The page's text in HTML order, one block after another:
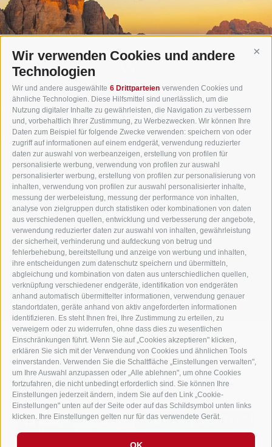
Wir verwenden Cookies und andere
Technologien
Wir und andere ausgewählte 6 Drittparteien verwenden Cookies und
ähnliche Technologien. Diese Hilfsmittel sind unerlässlich, um die
Nutzung digitaler Inhalte zu gewährleisten, die Navigation zu verbessern
und, vorbehaltlich Ihrer Zustimmung, zu Werbezwecken. Wir können Ihre
Daten zum Beispiel für folgende Zwecke verwenden: speichern von oder
zugriff auf informationen auf einem endgerät, verwendung reduzierter
daten zur auswahl von werbeanzeigen, erstellung von profilen für
personalisierte werbung, verwendung von profilen zur auswahl
personalisierter werbung, erstellung von profilen zur personalisierung von
inhalten, verwendung von profilen zur auswahl personalisierter inhalte,
messung der werbeleistung, messung der performance von inhalten,
analyse von zielgruppen durch statistiken oder kombinationen von daten
aus verschiedenen quellen, entwicklung und verbesserung der angebote,
verwendung reduzierter daten zur auswahl von inhalten, gewährleistung
der sicherheit, verhinderung und aufdeckung von betrug und
fehlerbehebung, bereitstellung und anzeige von werbung und inhalten,
ihre entscheidungen zum datenschutz speichern und übermitteln,
abgleichung und kombination von daten aus unterschiedlichen quellen,
verknüpfung verschiedener endgeräte, identifikation von endgeräten
anhand automatisch übermittelter informationen, verwendung genauer
standortdaten, geräte anhand von aktiv angeforderten informationen
identifizieren. Es steht Ihnen frei, Ihre Zustimmung zu erteilen, zu
verweigern oder zu widerrufen, ohne dass dies zu wesentlichen
Einschränkungen führt. Wenn Sie auf „Cookies akzeptieren" klicken,
erklären Sie sich mit der Verwendung von Cookies und ähnlichen Tools
einverstanden. Verwenden Sie die Schaltfläche „Einstellungen verwalten",
um Ihre Auswahl anzupassen oder „Alle ablehnen", um ohne Cookies
fortzufahren, die nicht unbedingt erforderlich sind. Sie können Ihre
Einstellungen jederzeit ändern, indem Sie auf den Link „Cookie-
Einstellungen" unten auf der Seite oder auf das Schildsymbol unten links
klicken. Ihre Einstellungen gelten nur für das verwendete Gerät.
Gasthof Huber in Prags
Innerprags 6 - 39030 Prags - Hochpustertal - Pustertal -
Dolomiten - Südtirol
Tel.+39 0474 748 670- Fax+39 0474 749 291
info@gasthof-huber.it
IMPRESSUM SITEMAP COOKIE-RICHTLINIE PRIVACY Cookie Präferenzen
UID IT02248530210